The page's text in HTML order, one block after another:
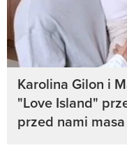
Karolina Gilon i
"Love Island"
przed nami